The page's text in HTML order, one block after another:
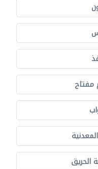
مفتاح
الحريق